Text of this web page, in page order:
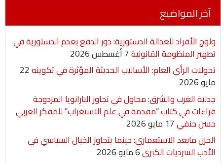
e
b
o
o
k
t
t
e
r
s
A
p
e
n
g
r
l
l
t
آخر المواضيع
ولوج الأفراد للعدالة الدستورية: دور الدفع بعدم الدستورية في
تطهير المنظومة القانونية7 أغسطس 2026
تحولات الرأي العام: الأساليب الحديثة المؤثرة في تكوينه22
مايو 2026
جدلية الغرب والشرق: محاول في تجاوز البارانويا المزدوجة
قراءات في كتاب “مقدمة في علم الاستغراب” للمفكر العربي
حسن حنفي17 مايو 2026
الحزن مابعد الاستعماري: حينما يتجاوز الخيال السياسي في
الأدب السرديات الكبرى6 مايو 2026